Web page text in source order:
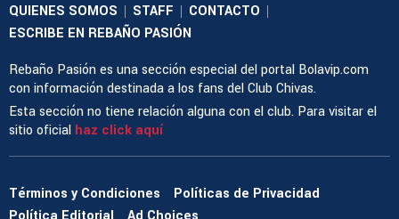
QUIENES SOMOS | STAFF | CONTACTO |
ESCRIBE EN REBAÑO PASIÓN
Rebaño Pasión es una sección especial del portal Bolavip.com
con información destinada a los fans del Club Chivas.
Esta sección no tiene relación alguna con el club. Para visitar el
sitio oficial haz click aquí
Términos y Condiciones
Políticas de Privacidad